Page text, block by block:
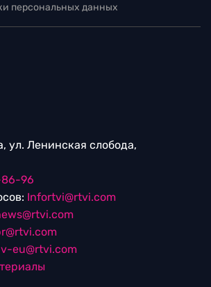
персональных данных
ул. Ленинская слобода,
86-96
Infortvi@rtvi.com
eu@rtvi.com